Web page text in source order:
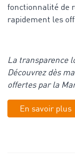
fonctionnalité de
rapidement les
La transparence
Découvrez dès
offertes par la
En savoir plus